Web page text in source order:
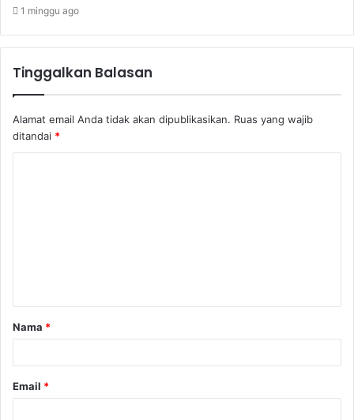
1 minggu ago
Tinggalkan Balasan
Alamat email Anda tidak akan dipublikasikan. Ruas yang wajib
ditandai *
Nama *
Email *